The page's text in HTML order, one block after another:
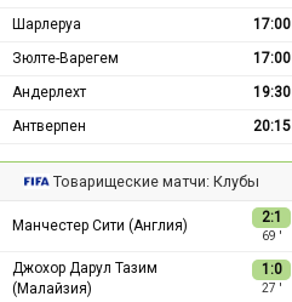
Шарлеруа 17:00
Зюлте-Варегем
17:00
Андерлехт
19:30
Антверпен
20:15
Товарищеские матчи: Клубы
Манчестер Сити (Англия) 2:1
69 ′
Джохор Дарул Тазим
(Малайзия)
1:0
27 ′